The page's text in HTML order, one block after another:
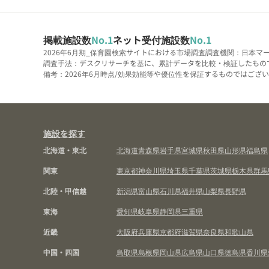
掲載施設数No.1ネット受付施設数No.1
2026年6月期_保育園検索サイトにおける市場調査調査機関：日本マ
調査手法：デスクリサーチを基に、累計データを比較・検証したも
備考：2026年6月時点/効果効能等や優位性を保証するものではご
施設を探す
北海道・東北 北海道青森県岩手県宮城県秋田県山形県福島県
関東
東京都神奈川県埼玉県千葉県茨城県栃木県群
北陸・甲信越
新潟県富山県石川県福井県山梨県長野県
東海
愛知県岐阜県静岡県三重県
近畿
大阪府兵庫県京都府滋賀県奈良県和歌山県
中国・四国
鳥取県島根県岡山県広島県山口県徳島県香川県